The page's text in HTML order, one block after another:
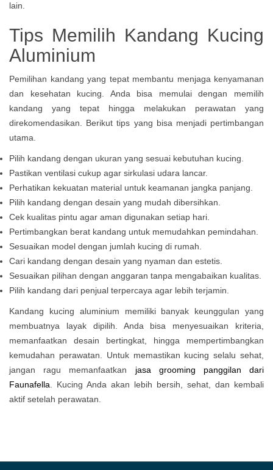
lain.
Tips Memilih Kandang Kucing
Aluminium
Pemilihan kandang yang tepat membantu menjaga kenyamanan
dan kesehatan kucing. Anda bisa memulai dengan memilih
kandang yang tepat hingga melakukan perawatan yang
direkomendasikan. Berikut tips yang bisa menjadi pertimbangan
utama.
Pilih kandang dengan ukuran yang sesuai kebutuhan kucing.
Pastikan ventilasi cukup agar sirkulasi udara lancar.
Perhatikan kekuatan material untuk keamanan jangka panjang.
Pilih kandang dengan desain yang mudah dibersihkan.
Cek kualitas pintu agar aman digunakan setiap hari.
Pertimbangkan berat kandang untuk memudahkan pemindahan.
Sesuaikan model dengan jumlah kucing di rumah.
Cari kandang dengan desain yang nyaman dan estetis.
Sesuaikan pilihan dengan anggaran tanpa mengabaikan kualitas.
Pilih kandang dari penjual terpercaya agar lebih terjamin.
Kandang kucing aluminium memiliki banyak keunggulan yang
membuatnya layak dipilih. Anda bisa menyesuaikan kriteria,
memanfaatkan desain bertingkat, hingga mempertimbangkan
kemudahan perawatan. Untuk memastikan kucing selalu sehat,
jangan ragu memanfaatkan jasa grooming panggilan dari
Faunafella. Kucing Anda akan lebih bersih, sehat, dan kembali
aktif setelah perawatan.